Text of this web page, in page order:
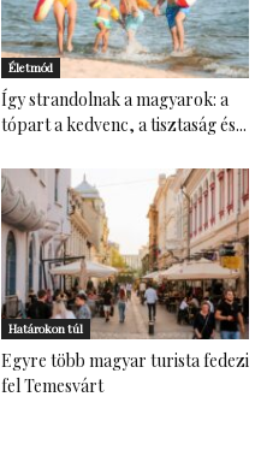
Életmód
Így strandolnak a magyarok: a
tópart a kedvenc, a tisztaság és...
Határokon túl
Egyre több magyar turista fedezi
fel Temesvárt